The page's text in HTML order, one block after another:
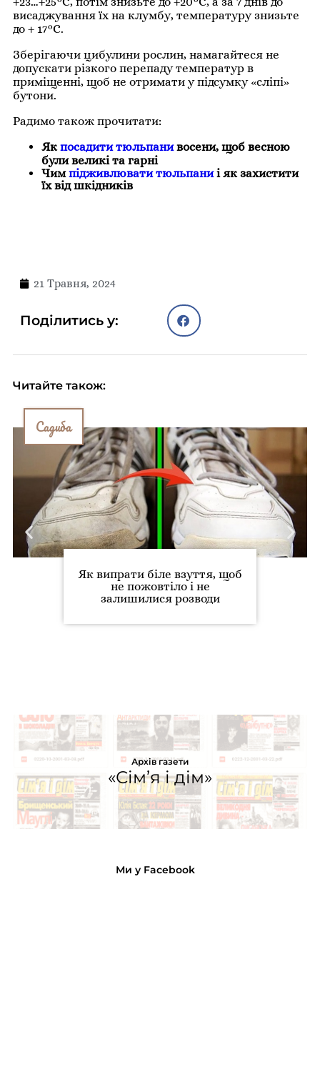
висаджування їх на клумбу, температуру знизьте
до + 17°C.
Зберігаючи цибулини рослин, намагайтеся не
допускати різкого перепаду температур в
приміщенні, щоб не отримати у підсумку «сліпі»
бутони.
Радимо також прочитати:
Якпосадити тюльпанивосени, щоб весною
були великі та гарні
Чимпідживлювати тюльпаниі як захистити
їх від шкідників
21 Травня, 2024
Поділитись у:
Читайте також:
Садиба
Як випрати біле взуття, щоб
не пожовтіло і не
залишилися розводи
Архів газети
«Сім’я і дім»
Ми у Facebook